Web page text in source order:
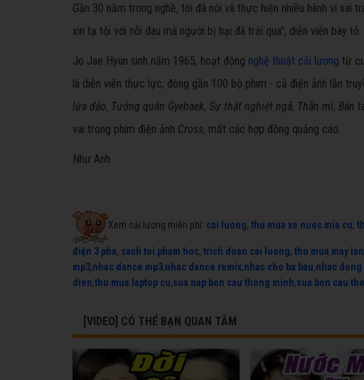
Gần 30 năm trong nghề, tôi đã nói và thực hiện nhiều hành vi sai
xin tạ tội với nỗi đau mà người bị hại đã trải qua", diễn viên bày tỏ.
Jo Jae Hyun sinh năm 1965, hoạt động nghệ thuật cải lương từ
là diễn viên thực lực, đóng gần 100 bộ phim - cả điện ảnh lẫn
lừa đảo, Tướng quân Gyebaek, Sự thật nghiệt ngã, Thần mì, Bàn
vai trong phim điện ảnh Cross, mất các hợp đồng quảng cáo.
Như Anh
Xem cải lương miễn phí: cai luong, thu mua xe nuoc mia cu,
điện 3 pha, sach toi pham hoc, trich doan cai luong, thu mua may
mp3,nhac dance mp3,nhac dance remix,nhac cho ba bau,nhac dong
dien,thu mua laptop cu,sua nap bon cau thong minh,sua bon cau
[VIDEO] CÓ THỂ BẠN QUAN TÂM